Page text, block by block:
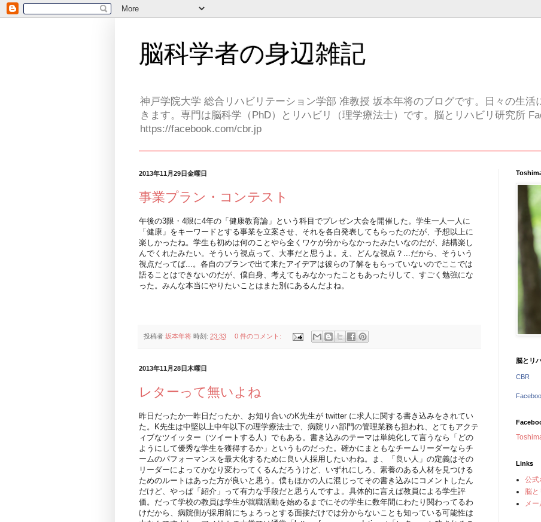
脳科学者の身辺雑記
神戸学院大学 総合リハビリテーション学部 准教授 坂本年将のブログです。日々の生活
きます。専門は脳科学（PhD）とリハビリ（理学療法士）です。脳とリハビリ研究所
https://facebook.com/cbr.jp
2013年11月29日金曜日
事業プラン・コンテスト
午後の3限・4限に4年の「健康教育論」という科目でプレゼン大会を開催した。学生一人一人に
「健康」をキーワードとする事業を立案させ、それを各自発表してもらったのだが、予想以上に
楽しかったね。学生も初めは何のことやら全くワケが分からなかったみたいなのだが、結構楽し
んでくれたみたい。そういう視点って、大事だと思うよ。え、どんな視点？...だから、そういう
視点だってば...。各自のプランで出て来たアイデアは彼らの了解をもらっていないのでここでは
語ることはできないのだが、僕自身、考えてもみなかったこともあったりして、すごく勉強にな
った。みんな本当にやりたいことはまた別にあるんだよね。
投稿者 坂本年将 時刻: 23:33 0 件のコメント:
2013年11月28日木曜日
レターって無いよね
昨日だったか一昨日だったか、お知り合いのK先生が twitter に求人に関する書き込みをされてい
た。K先生は中堅以上中年以下の理学療法士で、病院リハ部門の管理業務も担われ、とてもアクテ
ィブなツイッター（ツイートする人）でもある。書き込みのテーマは単純化して言うなら「どの
ようにして優秀な学生を獲得するか」というものだった。確かにまともなチームリーダーならチ
ームのパフォーマンスを最大化するために良い人採用したいわね。ま、「良い人」の定義はその
リーダーによってかなり変わってくるんだろうけど、いずれにしろ、素養のある人材を見つける
ためのルートはあった方が良いと思う。僕もほかの人に混じってその書き込みにコメントしたん
だけど、やっぱ「紹介」って有力な手段だと思うんですよ。具体的に言えば教員による学生評
価。だって学校の教員は学生が就職活動を始めるまでにその学生に数年間にわたり関わってるわ
けだから、病院側が採用前にちょろっとする面接だけでは分からないことも知っている可能性は
脳とリ
CBR
Links
公式
脳
メ